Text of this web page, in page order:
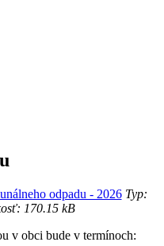
odpadu - 2026Typ:
170.15 kB
v obci bude v termínoch: